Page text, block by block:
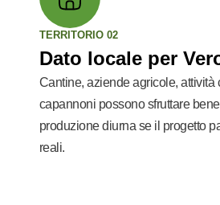
TERRITORIO 02
Dato locale per
Cantine, aziende agricole, attività
capannoni possono sfruttare
produzione diurna se il progetto
reali.